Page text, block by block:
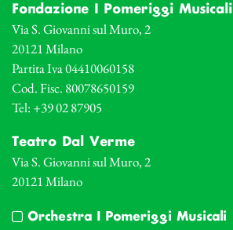
Fondazione I Pomeriggi Musicali
Via S. Giovanni sul Muro, 2
20121 Milano
Partita Iva 04410060158
Cod. Fisc. 80078650159
Tel: +39 02 87905
Teatro Dal Verme
Via S. Giovanni sul Muro, 2
20121 Milano
Orchestra I Pomeriggi Musicali